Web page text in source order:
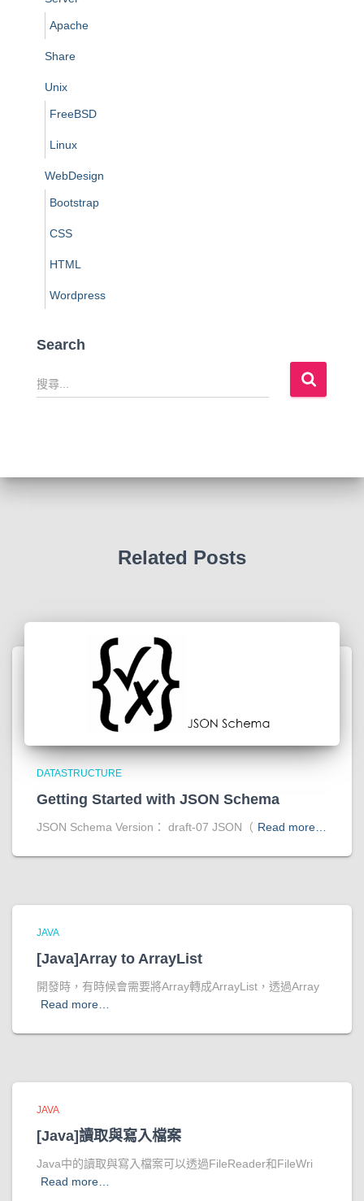
Apache
Share
Unix
FreeBSD
Linux
WebDesign
Bootstrap
CSS
HTML
Wordpress
Search
搜
尋
Related Posts
DATASTRUCTURE
Getting Started with JSON Schema
JSON Schema Version： draft-07 JSON（ Read more…
JAVA
[Java]Array to ArrayList
開發時，有時候會需要將Array轉成ArrayList，透過Array
Read more…
JAVA
[Java]讀取與寫入檔案
Java中的讀取與寫入檔案可以透過FileReader和FileWri
Read more…